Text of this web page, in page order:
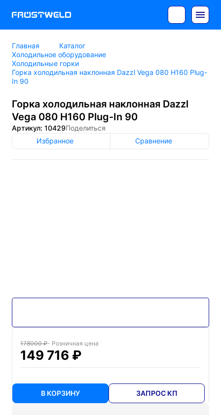
Главная
Каталог
Холодильное оборудование
Холодильные горки
Горка холодильная наклонная Dazzl Vega 080 H160 Plug-
In 90
Горка холодильная наклонная Dazzl
Vega 080 H160 Plug-In 90
Артикул: 10429Поделиться
Избранное
Сравнение
178000 ₽- Розничная цена
149 716 ₽
В КОРЗИНУ ЗАПРОС КП